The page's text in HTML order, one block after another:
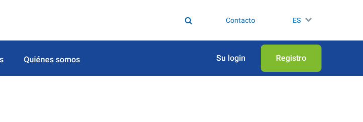
Contacto ES
Quiénes somos Su login Registro